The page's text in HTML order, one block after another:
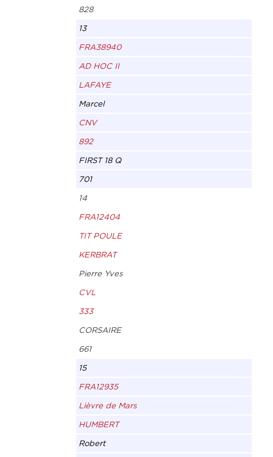
828
13
FRA38940
AD HOC II
LAFAYE
Marcel
CNV
892
FIRST 18 Q
701
14
FRA12404
TIT POULE
KERBRAT
Pierre Yves
CVL
333
CORSAIRE
661
15
FRA12935
Lièvre de Mars
HUMBERT
Robert